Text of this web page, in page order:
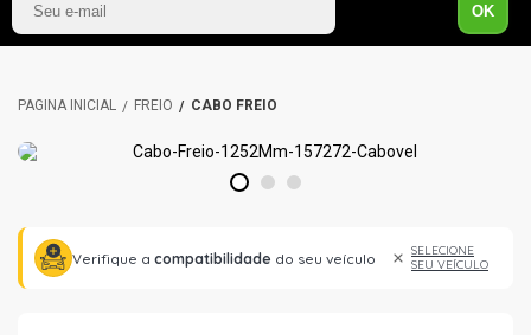
OK
FREIO CABO FREIO
1 2 3
Verifique a compatibilidade do seu veículo
SELECIONE
SEU VEÍCULO